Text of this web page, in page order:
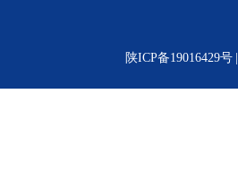
陕ICP备19016429号